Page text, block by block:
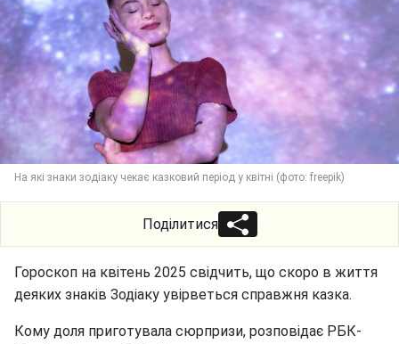
На які знаки зодіаку чекає казковий період у квітні (фото: freepik)
Поділитися
Гороскоп на квітень 2025 свідчить, що скоро в життя
деяких знаків Зодіаку увірветься справжня казка.
Кому доля приготувала сюрпризи, розповідає РБК-